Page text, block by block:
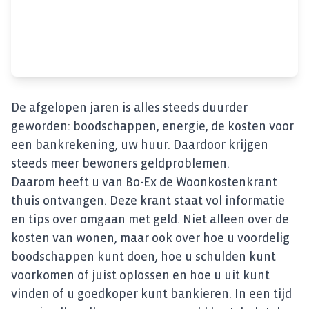
De afgelopen jaren is alles steeds duurder
geworden: boodschappen, energie, de kosten voor
een bankrekening, uw huur. Daardoor krijgen
steeds meer bewoners geldproblemen.
Daarom heeft u van Bo-Ex de Woonkostenkrant
thuis ontvangen. Deze krant staat vol informatie
en tips over omgaan met geld. Niet alleen over de
kosten van wonen, maar ook over hoe u voordelig
boodschappen kunt doen, hoe u schulden kunt
voorkomen of juist oplossen en hoe u uit kunt
vinden of u goedkoper kunt bankieren. In een tijd